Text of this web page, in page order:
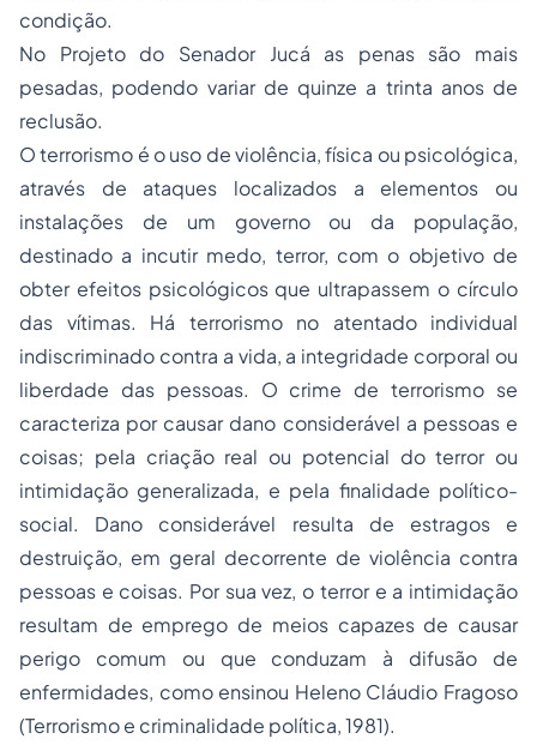
condição.
No Projeto do Senador Jucá as penas são mais
pesadas, podendo variar de quinze a trinta anos de
reclusão.
O terrorismo é o uso de violência, física ou psicológica,
através de ataques localizados a elementos ou
instalações de um governo ou da população,
destinado a incutir medo, terror, com o objetivo de
obter efeitos psicológicos que ultrapassem o círculo
das vítimas. Há terrorismo no atentado individual
indiscriminado contra a vida, a integridade corporal ou
liberdade das pessoas. O crime de terrorismo se
caracteriza por causar dano considerável a pessoas e
coisas; pela criação real ou potencial do terror ou
intimidação generalizada, e pela finalidade político-
social. Dano considerável resulta de estragos e
destruição, em geral decorrente de violência contra
pessoas e coisas. Por sua vez, o terror e a intimidação
resultam de emprego de meios capazes de causar
perigo comum ou que conduzam à difusão de
enfermidades, como ensinou Heleno Cláudio Fragoso
(Terrorismo e criminalidade política, 1981).